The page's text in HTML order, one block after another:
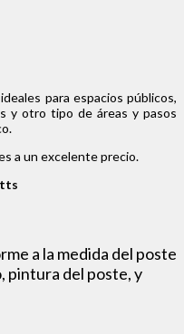
para espacios públicos,
y otro tipo de áreas y pasos
a un excelente precio.
a la medida del poste
pintura del poste, y